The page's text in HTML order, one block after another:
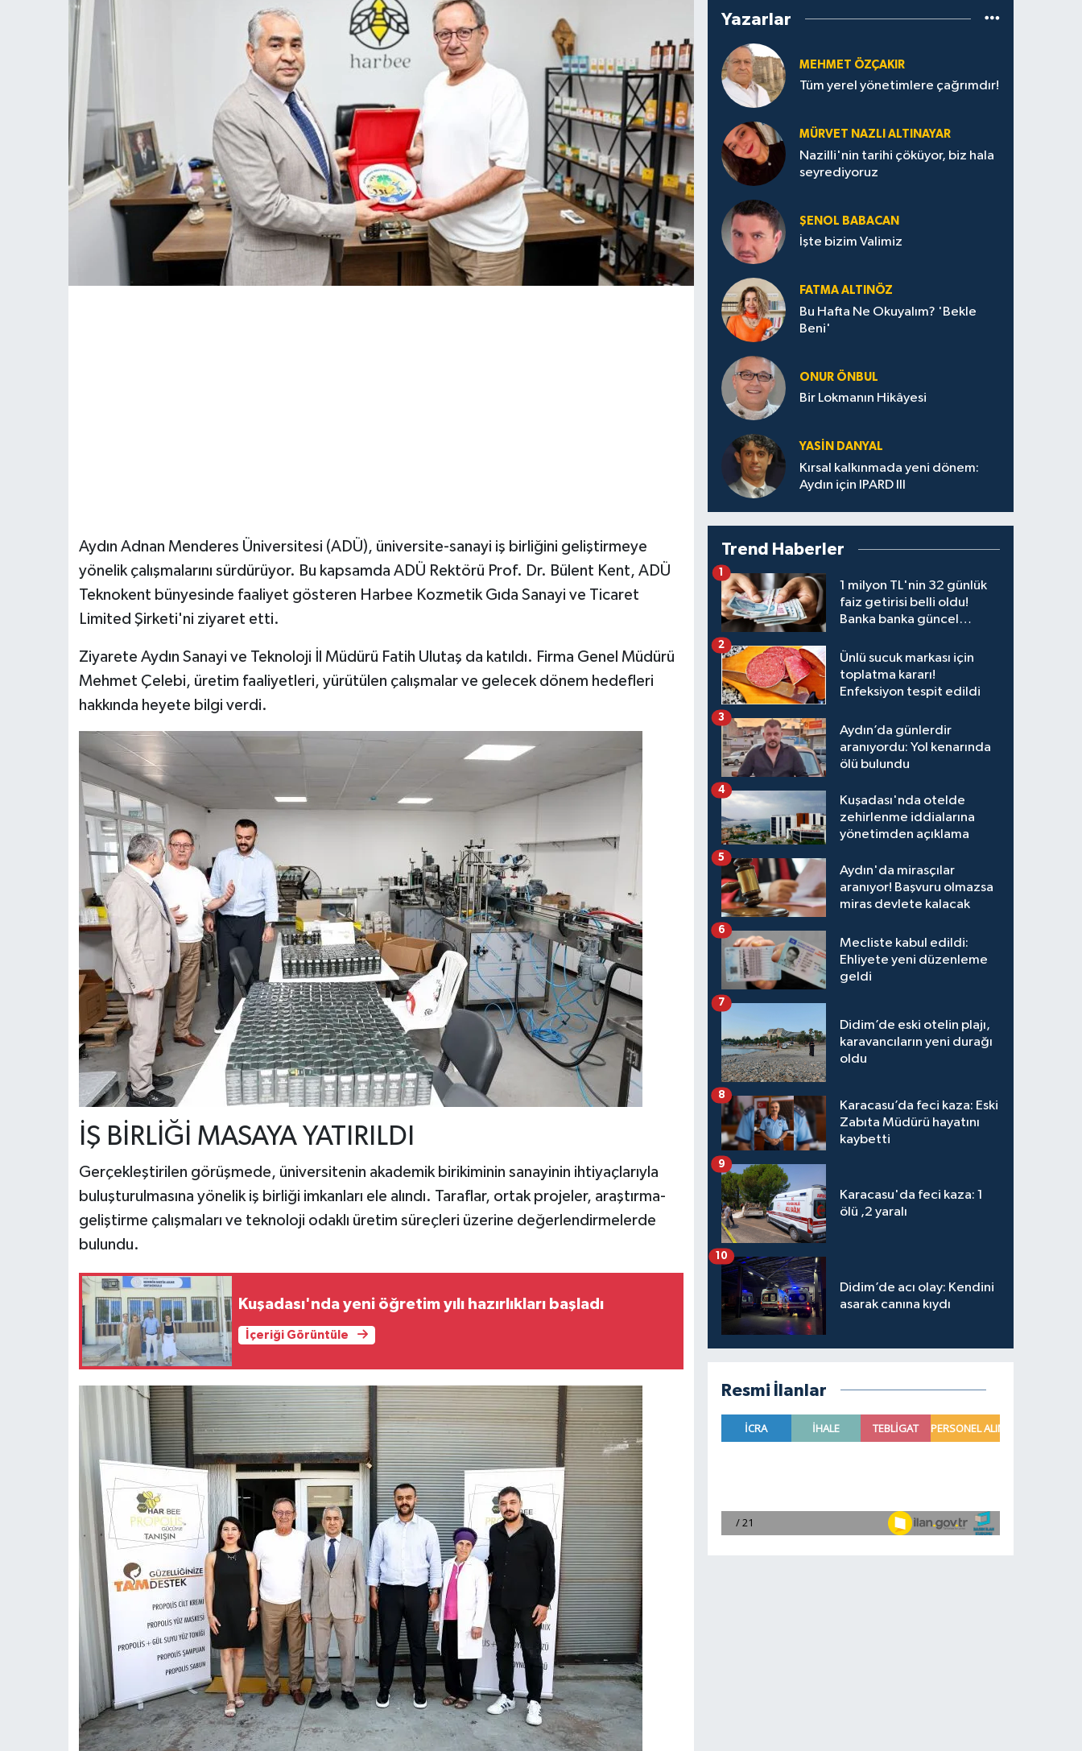
Aydın Adnan Menderes Üniversitesi (ADÜ), üniversite-sanayi iş birliğini geliştirmeye
yönelik çalışmalarını sürdürüyor. Bu kapsamda ADÜ Rektörü Prof. Dr. Bülent Kent, ADÜ
Teknokent bünyesinde faaliyet gösteren Harbee Kozmetik Gıda Sanayi ve Ticaret
Limited Şirketi'ni ziyaret etti.
Ziyarete Aydın Sanayi ve Teknoloji İl Müdürü Fatih Ulutaş da katıldı. Firma Genel Müdürü
Mehmet Çelebi, üretim faaliyetleri, yürütülen çalışmalar ve gelecek dönem hedefleri
hakkında heyete bilgi verdi.
İŞ BİRLİĞİ MASAYA YATIRILDI
Gerçekleştirilen görüşmede, üniversitenin akademik birikiminin sanayinin ihtiyaçlarıyla
buluşturulmasına yönelik iş birliği imkanları ele alındı. Taraflar, ortak projeler, araştırma-
geliştirme çalışmaları ve teknoloji odaklı üretim süreçleri üzerine değerlendirmelerde
bulundu.
Kuşadası'nda yeni öğretim yılı hazırlıkları başladı
İçeriği Görüntüle
Yazarlar
MEHMET ÖZÇAKIR
Tüm yerel yönetimlere çağrımdır!
MÜRVET NAZLI ALTINAYAR
Nazilli'nin tarihi çöküyor, biz hala
seyrediyoruz
ŞENOL BABACAN
İşte bizim Valimiz
FATMA ALTINÖZ
Bu Hafta Ne Okuyalım? 'Bekle
Beni'
ONUR ÖNBUL
Bir Lokmanın Hikâyesi
YASIN DANYAL
Kırsal kalkınmada yeni dönem:
Aydın için IPARD III
Trend Haberler
1 milyon TL'nin 32 günlük
faiz getirisi belli oldu!
Banka banka güncel
1
Ünlü sucuk markası için
toplatma kararı!
Enfeksiyon tespit edildi
2
Aydın’da günlerdir
aranıyordu: Yol kenarında
ölü bulundu
3
Kuşadası'nda otelde
zehirlenme iddialarına
yönetimden açıklama
4
Aydın'da mirasçılar
aranıyor! Başvuru olmazsa
miras devlete kalacak
5
Mecliste kabul edildi:
Ehliyete yeni düzenleme
geldi
6
Didim’de eski otelin plajı,
karavancıların yeni durağı
oldu
7
Karacasu’da feci kaza: Eski
Zabıta Müdürü hayatını
kaybetti
8
Karacasu'da feci kaza: 1
ölü ,2 yaralı
9
Didim’de acı olay: Kendini
asarak canına kıydı
10
Resmi İlanlar